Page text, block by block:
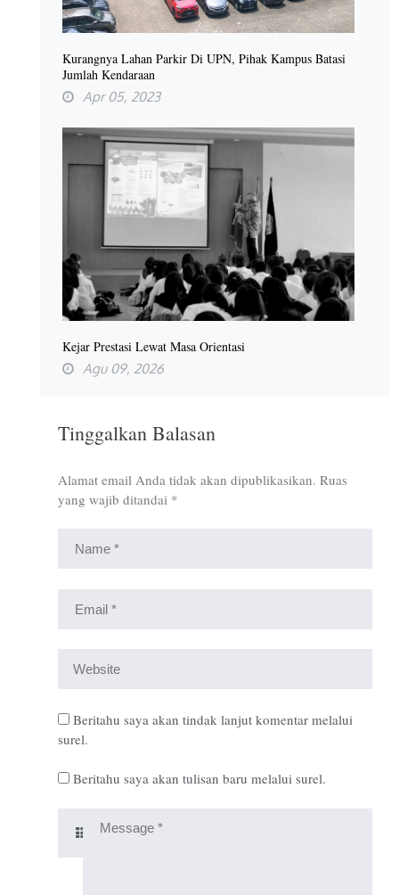
Kurangnya Lahan Parkir Di UPN, Pihak Kampus Batasi
Jumlah Kendaraan
Apr 05, 2023
Kejar Prestasi Lewat Masa Orientasi
Agu 09, 2026
Tinggalkan Balasan
Alamat email Anda tidak akan dipublikasikan. Ruas
yang wajib ditandai *
Beritahu saya akan tindak lanjut komentar melalui
surel.
Beritahu saya akan tulisan baru melalui surel.